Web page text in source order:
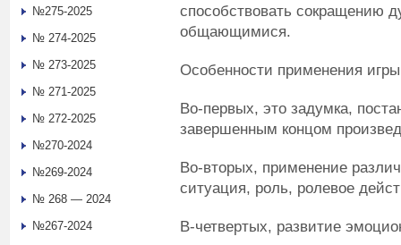
способствовать сокращению
общающимися.
Особенности применения
Во-первых, это задумка,
завершенным концом
Во-вторых, применение
ситуация, роль, ролевое
В-четвертых, развитие
№275-2025
№ 274-2025
№ 273-2025
№ 271-2025
№ 272-2025
№270-2024
№269-2024
№ 268 — 2024
№267-2024